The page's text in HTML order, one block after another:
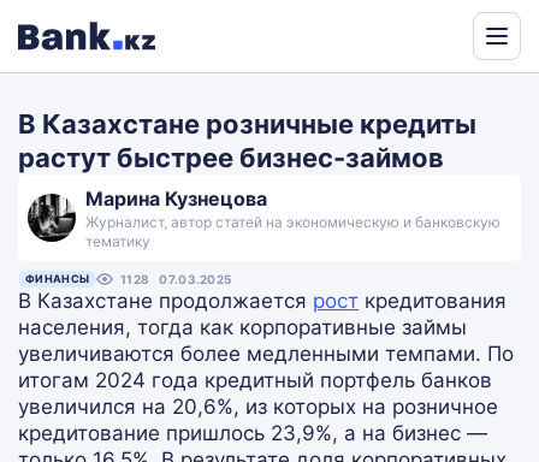
Translate
В Казахстане розничные кредиты
растут быстрее бизнес-займов
Марина Кузнецова
Журналист, автор статей на экономическую и банковскую
тематику
ФИНАНСЫ 1128 07.03.2025
В Казахстане продолжается рост кредитования
населения, тогда как корпоративные займы
увеличиваются более медленными темпами. По
итогам 2024 года кредитный портфель банков
увеличился на 20,6%, из которых на розничное
кредитование пришлось 23,9%, а на бизнес —